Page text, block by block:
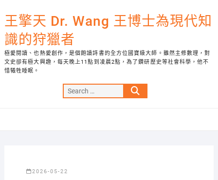
to
content
王擎天 Dr. Wang 王博士為現代知
識的狩獵者
極愛閱讀、也熱愛創作，是個飽讀詩書的全方位國寶級大師。雖然主修數理，對
文史卻有極大興趣，每天晚上11點到凌晨2點，為了鑽研歷史等社會科學，他不
惜犧牲睡眠。
Search
…
2026-05-22